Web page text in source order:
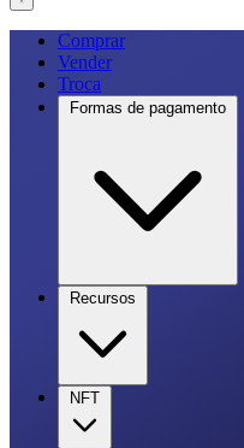
Comprar
Vender
Troca
Formas de pagamento
Recursos
NFT